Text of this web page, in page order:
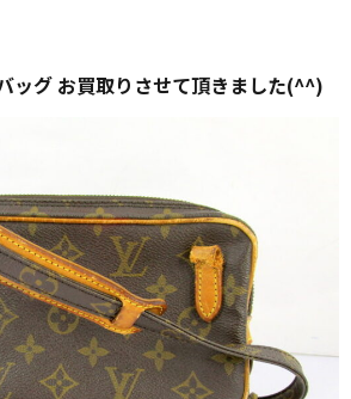
ッグ お買取りさせて頂きました(^^)